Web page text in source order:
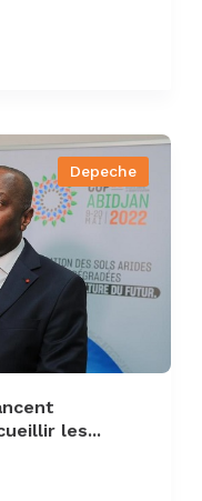
Depeche
les...